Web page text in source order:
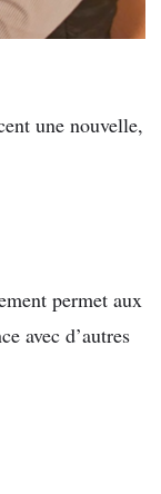
une nouvelle,
permet aux
avec d’autres